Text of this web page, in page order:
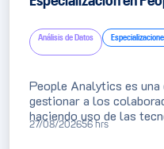
Análisis de Datos
People Analytics es una
gestionar a los
haciendo uso de las
estadística, big data y
27/08/202656 hrs